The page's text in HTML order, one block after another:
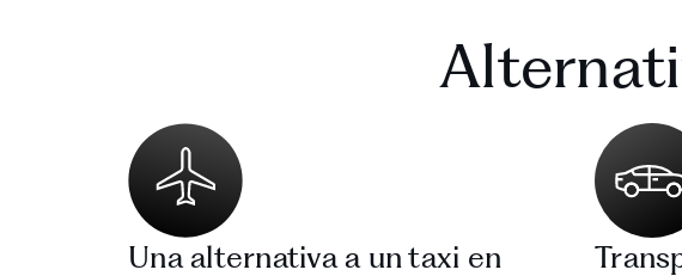
Una alternativa a un taxi en